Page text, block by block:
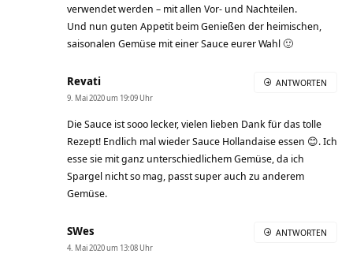
verwendet werden – mit allen Vor- und Nachteilen.
Und nun guten Appetit beim Genießen der heimischen,
saisonalen Gemüse mit einer Sauce eurer Wahl 🙂
Revati
9. Mai 2020 um 19:09 Uhr
Die Sauce ist sooo lecker, vielen lieben Dank für das tolle
Rezept! Endlich mal wieder Sauce Hollandaise essen 😊. Ich
esse sie mit ganz unterschiedlichem Gemüse, da ich
Spargel nicht so mag, passt super auch zu anderem
Gemüse.
ANTWORTEN
SWes
4. Mai 2020 um 13:08 Uhr
ANTWORTEN